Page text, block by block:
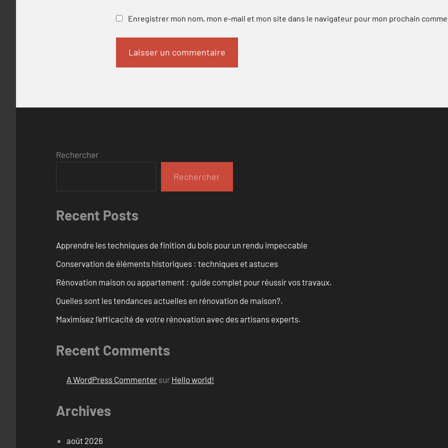
Enregistrer mon nom, mon e-mail et mon site dans le navigateur pour mon prochain
Rechercher
Rechercher
Recent Posts
Apprendre les techniques de finition du bois pour un rendu impeccable
Conservation de éléments historiques : techniques et astuces
Rénovation maison ou appartement : guide complet pour réussir vos travaux.
Quelles sont les tendances actuelles en rénovation de maison?.
Maximisez l’efficacité de votre rénovation avec des artisans experts.
Recent Comments
A WordPress Commenter sur Hello world!
Archives
août 2026